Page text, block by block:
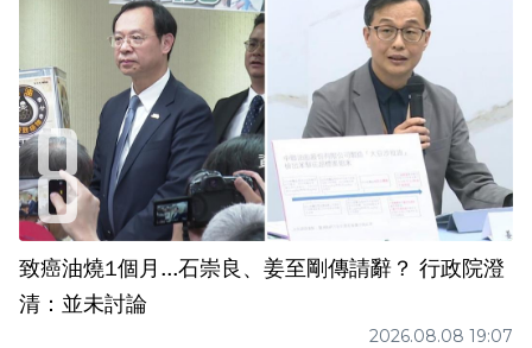
致癌油燒1個月...石崇良、姜至剛傳請辭？ 行政院澄
清：並未討論
2026.08.08 19:07